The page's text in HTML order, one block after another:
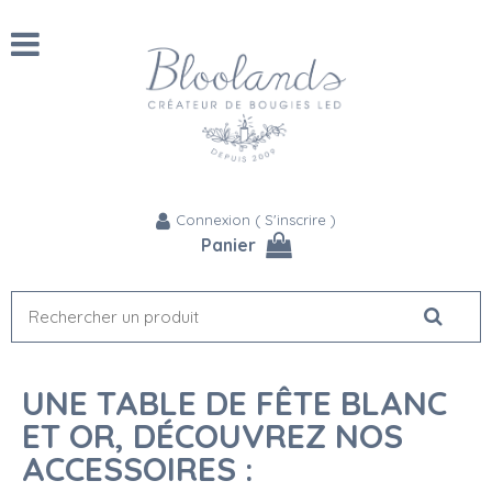
Connexion ( S'inscrire )
Panier
UNE TABLE DE FÊTE BLANC
ET OR, DÉCOUVREZ NOS
ACCESSOIRES :